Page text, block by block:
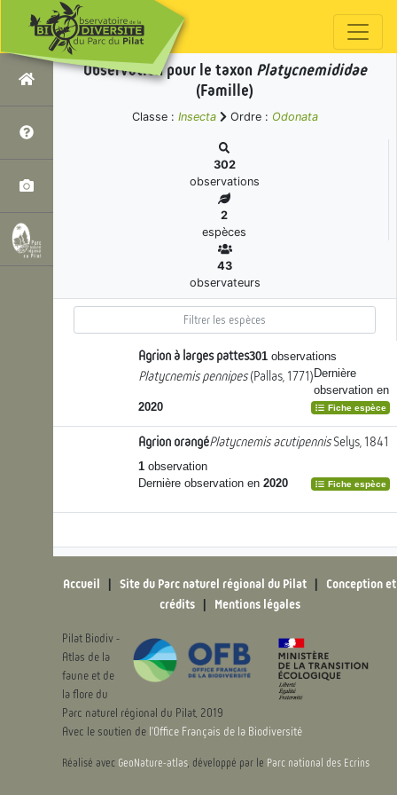
Observation pour le taxon Platycnemididae
(Famille)
Classe : Insecta Ordre : Odonata
302
observations
2
espèces
43
observateurs
Agrion à larges pattes
Platycnemis pennipes(Pallas, 1771)
301 observations
Dernière
observation en
2020
Fiche espèce
Agrion orangéPlatycnemis acutipennisSelys, 1841
1 observation
Dernière observation en 2020 Fiche espèce
Accueil | Site du Parc naturel régional du Pilat | Conception et
crédits| Mentions légales
Pilat Biodiv -
Atlas de la
faune et de
la flore du
Parc naturel régional du Pilat, 2019
Avec le soutien de l'Office Français de la Biodiversité
Réalisé avec GeoNature-atlas, développé par le Parc national des Ecrins